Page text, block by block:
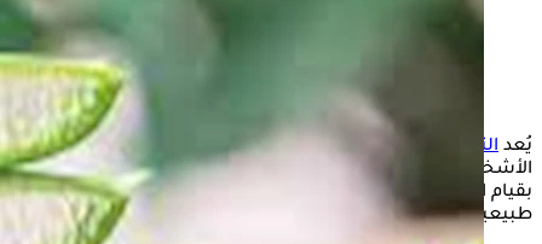
يُعد التهاب المفاصل
من أكثر الحالات الصحية شيوعًا بين
الأشخاص، وتسبب الكثير من الآلام وضعف الحركة والصعوبة
بقيام المهام اليومية، وفي هذا الشأن يبحث الكثير عن حلول
طبيعية لعلاج التهاب المفاصل، فماذا عن تناول عصير الصبار؟